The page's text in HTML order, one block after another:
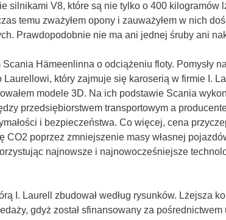
silnikami V8, które są nie tylko o 400
temu zważyłem opony i zauważyłem w nich
Prawdopodobnie nie ma ani jednej śruby ani
Hämeenlinna o odciążeniu floty. Pomysły
który zajmuje się karoserią w firmie I.
modele 3D. Na ich podstawie Scania
przedsiębiorstwem transportowym a
i bezpieczeństwa. Co więcej, cena
CO2 poprzez zmniejszenie masy własnej
najnowsze i najnowocześniejsze
I. Laurell zbudował według rysunków. Lżejsza
gdyż został sfinansowany za